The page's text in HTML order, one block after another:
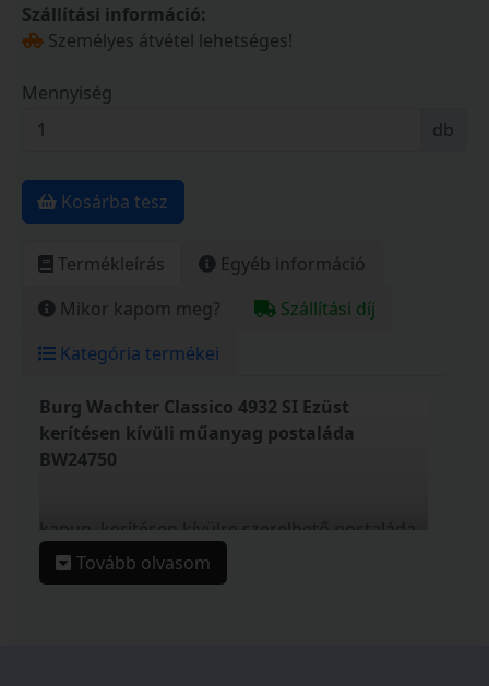
Szállítási információ:
Személyes átvétel lehetséges!
Mennyiség
db
Kosárba tesz
Termékleírás
Egyéb információ
Mikor kapom meg?
Szállítási díj
Kategória termékei
Burg Wachter Classico 4932 SI Ezüst
kerítésen kívüli műanyag postaláda
BW24750
kapun, kerítésen kívülre szerelhető postaláda
anyaga masszív UV álló műanyag
extrém időjárásálló kivitel
Tovább olvasom